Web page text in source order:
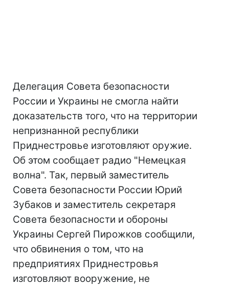
Делегация Совета безопасности
России и Украины не смогла найти
доказательств того, что на территории
непризнанной республики
Приднестровье изготовляют оружие.
Об этом сообщает радио "Немецкая
волна". Так, первый заместитель
Совета безопасности России Юрий
Зубаков и заместитель секретаря
Совета безопасности и обороны
Украины Сергей Пирожков сообщили,
что обвинения о том, что на
предприятиях Приднестровья
изготовляют вооружение, не